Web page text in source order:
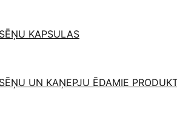
SĒŅU KAPSULAS
SĒŅU UN KAŅEPJU ĒDAMIE